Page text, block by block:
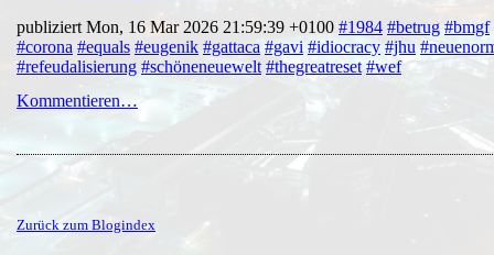
publiziert Mon, 16 Mar 2026 21:59:39 +0100 #1984 #betrug #bmgf
#corona #equals #eugenik #gattaca #gavi #idiocracy #jhu
#refeudalisierung #schöneneuewelt #thegreatreset #wef
Kommentieren…
Zurück zum Blogindex